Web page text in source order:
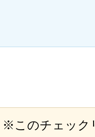
※このチェック